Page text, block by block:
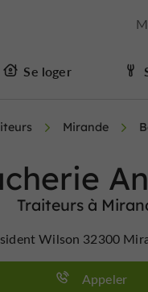
Se loger
Mirande
Traiteurs à
Wilson 32300
Appeler